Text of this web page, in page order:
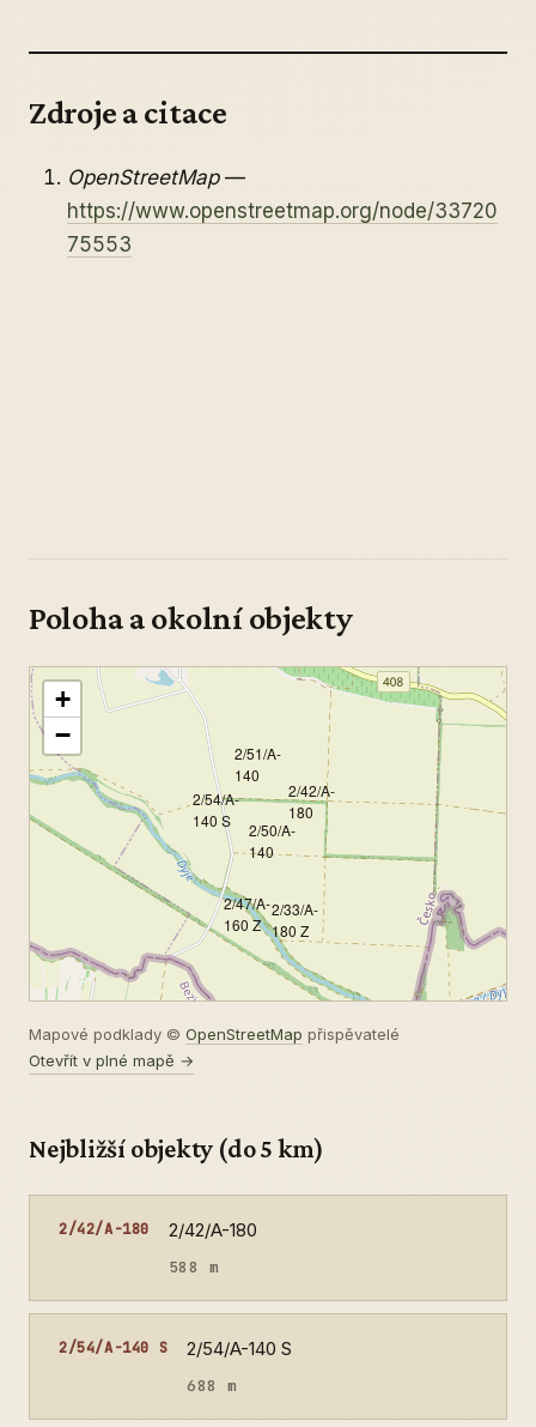
Zdroje a citace
OpenStreetMap—
https://www.openstreetmap.org/node/33720
75553
Poloha a okolní objekty
2/50/A-
140
2/42/A-
180
2/54/A-
140 S
2/47/A-
160 Z
2/51/A-
140
2/33/A-
180 Z
+
−
Mapové podklady © OpenStreetMap přispěvatelé
Otevřít v plné mapě →
Nejbližší objekty (do 5 km)
2/42/A-180 2/42/A-180
588 m
2/54/A-140 S 2/54/A-140 S
688 m